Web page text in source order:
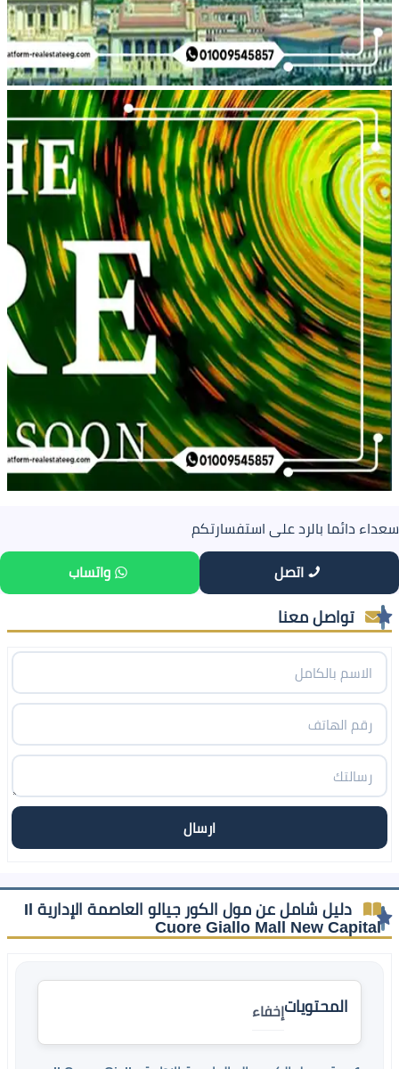
سعداء دائما بالرد على استفسارتكم
اتصل واتساب
تواصل معنا
دليل شامل عن مول الكور جيالو العاصمة الإدارية Il
Cuore Giallo Mall New Capital
المحتوياتإخفاء